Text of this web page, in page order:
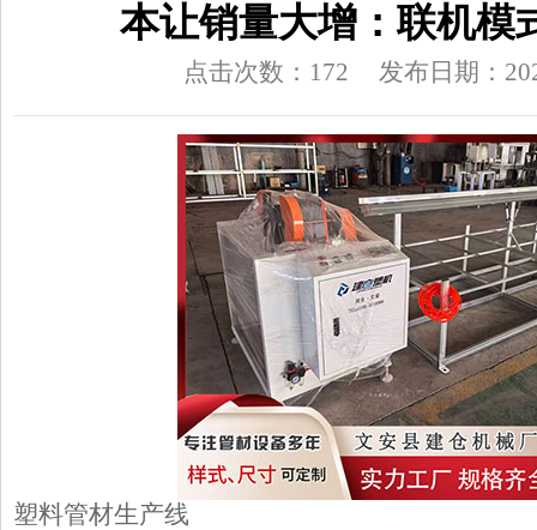
本让销量大增：联机模
点击次数：172 发布日期：
塑料管材生产线